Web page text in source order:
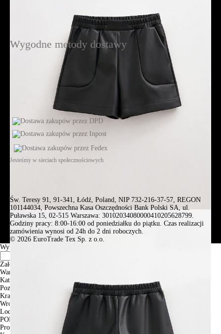
Wygodne metody dostawy
Jesteśmy w sieciach społecznościowych
Św. Teresy 91, 91-341, Łódź, Poland, NIP 732-216-37-57, REGON
101144034, Powszechna Kasa Oszczędności Bank Polski SA, ul.
Puławska 15, 02-515 Warszawa: 30102034080000410205628799.
Godziny pracy: 8:00-16:00 od poniedziałku do piątku. Czas realizacji
zamówienia wynosi od 24h do 2 dni roboczych.
© 2026 EuroTrade Tex Sp. z o.o.
Wybierz miasta
Założenia
Warszawa
Katowice
Poznan
Krakow
Wroclaw
Lodz
PODGLĄD
Produkt w koszyku